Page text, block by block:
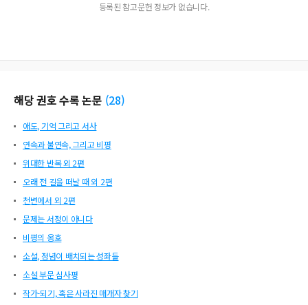
등록된 참고문헌 정보가 없습니다.
해당 권호 수록 논문 (28)
애도, 기억 그리고 서사
연속과 불연속, 그리고 비평
위대한 반복 외 2편
오래 전 길을 떠날 때 외 2편
천변에서 외 2편
문제는 서정이 아니다
비평의 옹호
소설, 정념이 배치되는 성좌들
소설 부문 심사평
작가-되기, 혹은 사라진 매개자 찾기